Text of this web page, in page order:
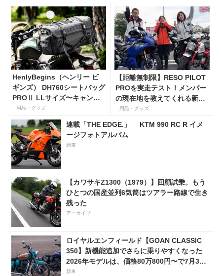
HenlyBegins（ヘンリー ビ
ギンズ） DH760シートバッグ
PROⅡ LLサイズ〜キャンプ
ツーリングにも安心の大容量
ツアーバッグ〜
用品・グッズ
【距離無制限】RESO PILOT
PROを実走テスト！メンバー
の現在地を教えてくれる新型
インカムがめっちゃ便利な３
用品・グッズ
連載「THE EDGE.」 KTM 990 RC R イメ
ージフォトアルバム
新車
【カワサキZ1300（1979）】回顧試乗。もう
ひとつの国産並列6気筒はツアラー路線で生き
残った
アーカイブ
ロイヤルエンフィールド【GOAN CLASSIC
350】新機能追加でさらに乗りやすくなった
2026年モデルは、価格80万800円〜で7月31
日発売！
新車